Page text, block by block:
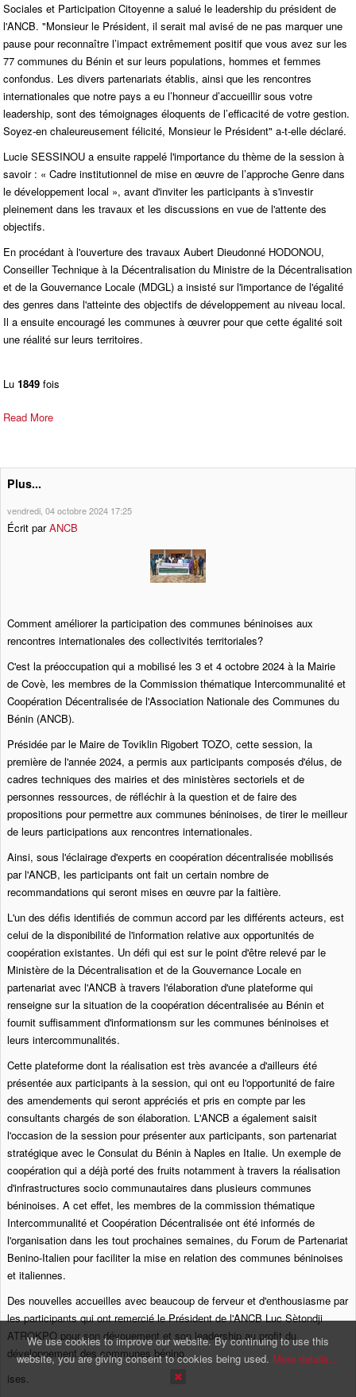
Sociales et Participation Citoyenne a salué le leadership du président de
l'ANCB. "Monsieur le Président, il serait mal avisé de ne pas marquer une
pause pour reconnaître l’impact extrêmement positif que vous avez sur les
77 communes du Bénin et sur leurs populations, hommes et femmes
confondus. Les divers partenariats établis, ainsi que les rencontres
internationales que notre pays a eu l’honneur d’accueillir sous votre
leadership, sont des témoignages éloquents de l’efficacité de votre gestion.
Soyez-en chaleureusement félicité, Monsieur le Président" a-t-elle déclaré.
Lucie SESSINOU a ensuite rappelé l'importance du thème de la session à
savoir : « Cadre institutionnel de mise en œuvre de l’approche Genre dans
le développement local », avant d'inviter les participants à s'investir
pleinement dans les travaux et les discussions en vue de l'attente des
objectifs.
En procédant à l'ouverture des travaux Aubert Dieudonné HODONOU,
Conseiller Technique à la Décentralisation du Ministre de la Décentralisation
et de la Gouvernance Locale (MDGL) a insisté sur l'importance de l'égalité
des genres dans l'atteinte des objectifs de développement au niveau local.
Il a ensuite encouragé les communes à œuvrer pour que cette égalité soit
une réalité sur leurs territoires.
Lu 1849 fois
Read More
Plus...
vendredi, 04 octobre 2024 17:25
Écrit parANCB
Comment améliorer la participation des communes béninoises aux
rencontres internationales des collectivités territoriales?
C'est la préoccupation qui a mobilisé les 3 et 4 octobre 2024 à la Mairie
de Covè, les membres de la Commission thématique Intercommunalité et
Coopération Décentralisée de l'Association Nationale des Communes du
Bénin (ANCB).
Présidée par le Maire de Toviklin Rigobert TOZO, cette session, la
première de l'année 2024, a permis aux participants composés d'élus, de
cadres techniques des mairies et des ministères sectoriels et de
personnes ressources, de réfléchir à la question et de faire des
propositions pour permettre aux communes béninoises, de tirer le meilleur
de leurs participations aux rencontres internationales.
Ainsi, sous l'éclairage d'experts en coopération décentralisée mobilisés
par l'ANCB, les participants ont fait un certain nombre de
recommandations qui seront mises en œuvre par la faitière.
L'un des défis identifiés de commun accord par les différents acteurs, est
celui de la disponibilité de l'information relative aux opportunités de
coopération existantes. Un défi qui est sur le point d'être relevé par le
Ministère de la Décentralisation et de la Gouvernance Locale en
partenariat avec l'ANCB à travers l'élaboration d'une plateforme qui
renseigne sur la situation de la coopération décentralisée au Bénin et
fournit suffisamment d'informationsm sur les communes béninoises et
leurs intercommunalités.
Cette plateforme dont la réalisation est très avancée a d'ailleurs été
présentée aux participants à la session, qui ont eu l'opportunité de faire
des amendements qui seront appréciés et pris en compte par les
consultants chargés de son élaboration. L'ANCB a également saisit
l'occasion de la session pour présenter aux participants, son partenariat
stratégique avec le Consulat du Bénin à Naples en Italie. Un exemple de
coopération qui a déjà porté des fruits notamment à travers la réalisation
d'infrastructures socio communautaires dans plusieurs communes
béninoises. A cet effet, les membres de la commission thématique
Intercommunalité et Coopération Décentralisée ont été informés de
l'organisation dans les tout prochaines semaines, du Forum de Partenariat
Benino-Italien pour faciliter la mise en relation des communes béninoises
et italiennes.
Des nouvelles accueilles avec beaucoup de ferveur et d'enthousiasme par
les participants qui ont remercié le Président de l'ANCB Luc Sètondji
ATROKPO pour son dévouement et son leadership au profit du
développement des communes bénino
ises.
We use cookies to improve our website. By continuing to use this
website, you are giving consent to cookies being used. More details…